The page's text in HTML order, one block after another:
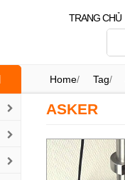
TRANG CHỦ
Home/ Tag/
ASKER